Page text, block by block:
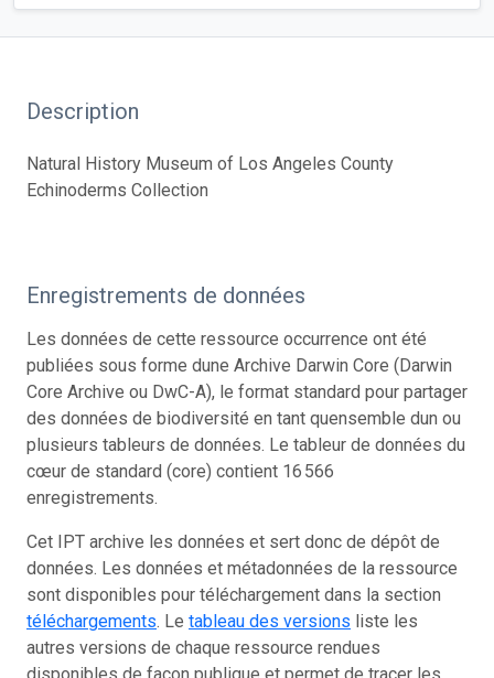
Description
Natural History Museum of Los Angeles County
Echinoderms Collection
Enregistrements de données
Les données de cette ressource occurrence ont été
publiées sous forme dune Archive Darwin Core (Darwin
Core Archive ou DwC-A), le format standard pour partager
des données de biodiversité en tant quensemble dun ou
plusieurs tableurs de données. Le tableur de données du
cœur de standard (core) contient 16 566
enregistrements.
Cet IPT archive les données et sert donc de dépôt de
données. Les données et métadonnées de la ressource
sont disponibles pour téléchargement dans la section
téléchargements. Le tableau des versions liste les
autres versions de chaque ressource rendues